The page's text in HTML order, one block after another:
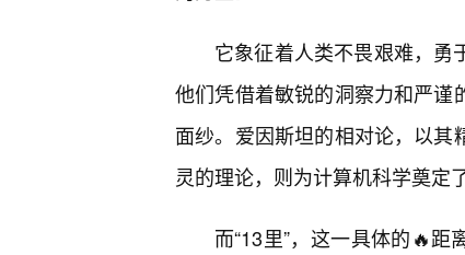
它象征着人类不畏艰难，勇
他们凭借着敏锐的洞察力和严
面纱。爱因斯坦的相对论，以
灵的理论，则为计算机科学奠定
而“13里”，这一具体的🔥距